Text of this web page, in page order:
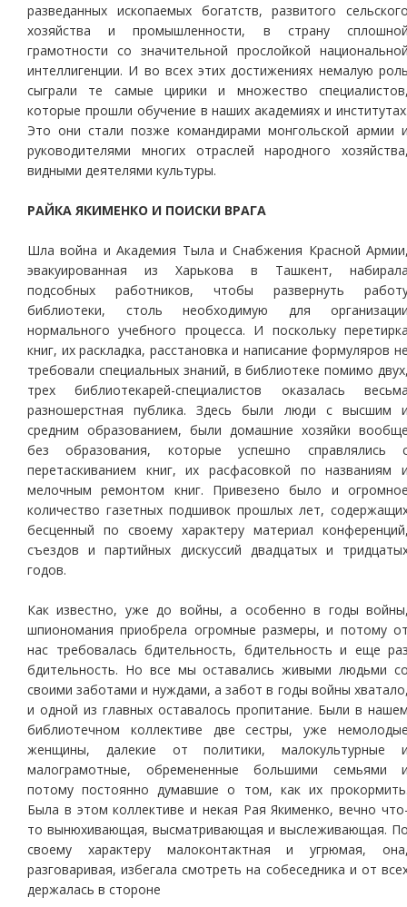
разведанных ископаемых богатств, развитого
хозяйства и промышленности, в страну
грамотности со значительной прослойкой
интеллигенции. И во всех этих достижениях немалую
сыграли те самые цирики и множество
которые прошли обучение в наших академиях и
Это они стали позже командирами монгольской армии
руководителями многих отраслей народного
видными деятелями культуры.
РАЙКА ЯКИМЕНКО И ПОИСКИ ВРАГА
Шла война и Академия Тыла и Снабжения Красной
эвакуированная из Харькова в Ташкент,
подсобных работников, чтобы развернуть
библиотеки, столь необходимую для
нормального учебного процесса. И поскольку
книг, их раскладка, расстановка и написание формуляров
требовали специальных знаний, в библиотеке помимо
трех библиотекарей-специалистов оказалась
разношерстная публика. Здесь были люди с высшим
средним образованием, были домашние хозяйки
без образования, которые успешно справлялись
перетаскиванием книг, их расфасовкой по названиям
мелочным ремонтом книг. Привезено было и
количество газетных подшивок прошлых лет,
бесценный по своему характеру материал
съездов и партийных дискуссий двадцатых и
годов.
Как известно, уже до войны, а особенно в годы
шпиономания приобрела огромные размеры, и потому
нас требовалась бдительность, бдительность и еще
бдительность. Но все мы оставались живыми людьми
своими заботами и нуждами, а забот в годы войны
и одной из главных оставалось пропитание. Были в
библиотечном коллективе две сестры, уже
женщины, далекие от политики, малокультурные
малограмотные, обремененные большими семьями
потому постоянно думавшие о том, как их
Была в этом коллективе и некая Рая Якименко, вечно
то вынюхивающая, высматривающая и выслеживающая.
своему характеру малоконтактная и угрюмая,
разговаривая, избегала смотреть на собеседника и от
держалась в стороне